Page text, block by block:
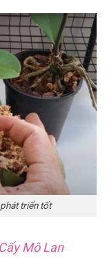
triển tốt
Mô Lan